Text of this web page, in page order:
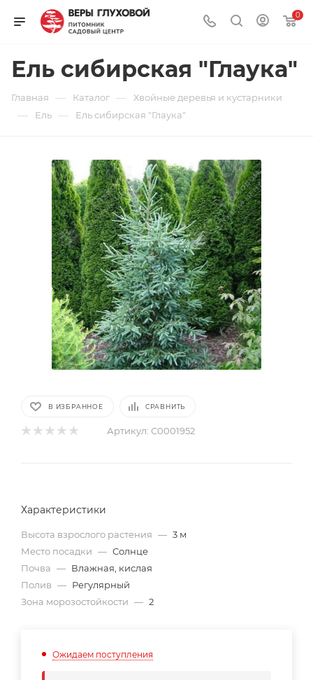
0
Ель сибирская "Глаука"
Главная — Каталог — Хвойные деревья и кустарники
— Ель — Ель сибирская "Глаука"
В ИЗБРАННОЕ СРАВНИТЬ
Артикул: С0001952
Характеристики
Высота взрослого растения — 3 м
Место посадки — Солнце
Почва — Влажная, кислая
Полив — Регулярный
Зона морозостойкости — 2
Ожидаем поступления